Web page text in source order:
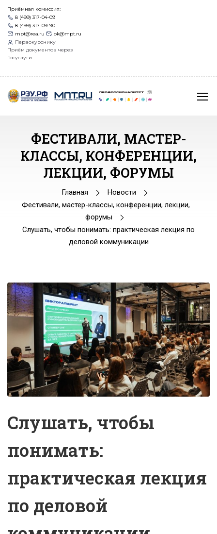
Приёмная комиссия:
8 (499) 317-04-09
8 (499) 317-09-90
mpt@rea.ru
pk@mpt.ru
Первокурснику
Приём документов через
Госуслуги
ФЕСТИВАЛИ, МАСТЕР-
КЛАССЫ, КОНФЕРЕНЦИИ,
ЛЕКЦИИ, ФОРУМЫ
Главная
Новости
Фестивали, мастер-классы, конференции, лекции,
форумы
Слушать, чтобы понимать: практическая лекция по
деловой коммуникации
Слушать, чтобы
понимать:
практическая лекция
по деловой